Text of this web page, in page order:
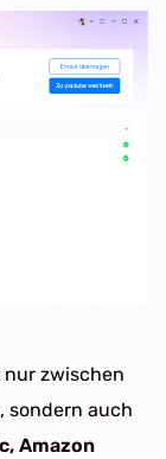
nur zwischen
sondern auch
Amazon